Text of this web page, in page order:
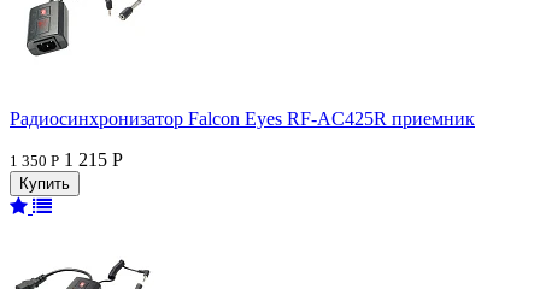
Радиосинхронизатор Falcon Eyes RF-AC425R приемник
1 350 Р 1 215 Р